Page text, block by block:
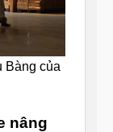
Bàng của
nâng